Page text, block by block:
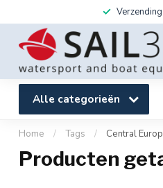
Alle categorieën
Home / Tags / Central
Producten